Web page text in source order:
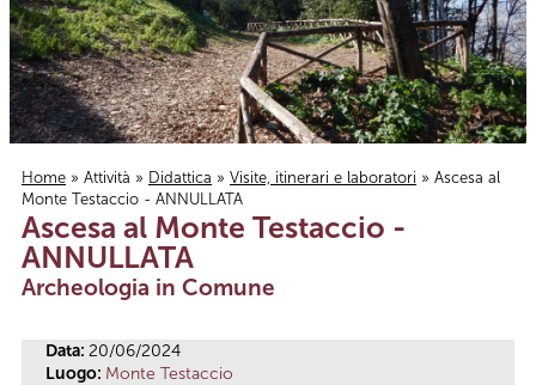
Tu sei qui
Home » Attività » Didattica » Visite, itinerari e laboratori » Ascesa al
Monte Testaccio - ANNULLATA
Ascesa al Monte Testaccio -
ANNULLATA
Archeologia in Comune
Data: 20/06/2024
Luogo: Monte Testaccio